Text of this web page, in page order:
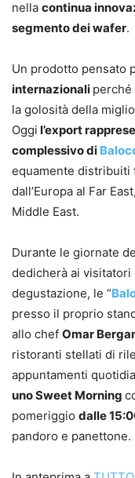
nella continua
segmento dei wafer.
Un prodotto pensato
internazionali
la golosità della
Oggi l’export
complessivo di
equamente distribuiti
dall’Europa al Far
Middle East.
Durante le giornate
dedicherà ai
degustazione, le “
presso il proprio
allo chef Omar
ristoranti stellati di
appuntamenti
uno Sweet Morning
pomeriggio dalle
pandoro e panettone.